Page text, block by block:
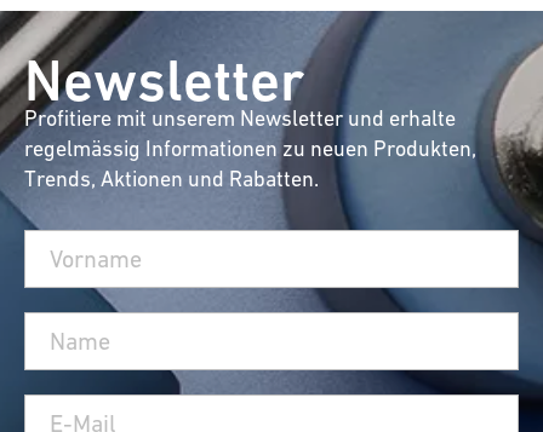
Newsletter
Profitiere mit unserem Newsletter und erhalte
regelmässig Informationen zu neuen Produkten,
Trends, Aktionen und Rabatten.